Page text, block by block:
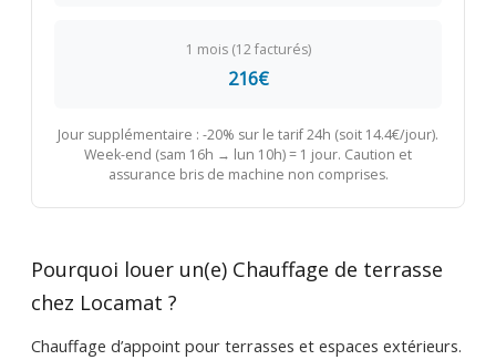
1 mois (12 facturés)
216€
Jour supplémentaire : -20% sur le tarif 24h (soit 14.4€/jour).
Week-end (sam 16h → lun 10h) = 1 jour. Caution et
assurance bris de machine non comprises.
Pourquoi louer un(e) Chauffage de terrasse
chez Locamat ?
Chauffage d’appoint pour terrasses et espaces extérieurs.